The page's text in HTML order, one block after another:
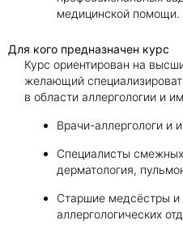
медицинской помощи.
Для кого предназначен курс
Курс ориентирован на
желающий
в области аллергологии и
Врачи-аллергологи и
Специалисты
дерматология,
Старшие медсёстры и
аллергологических